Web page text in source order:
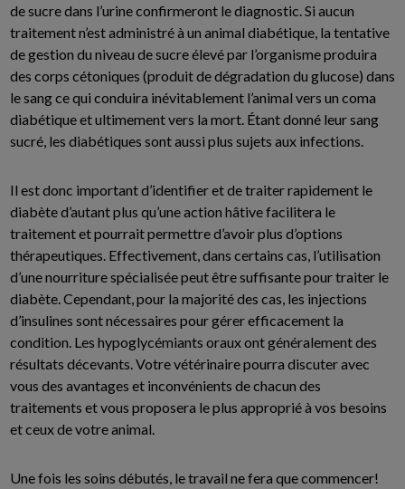
de sucre dans l’urine confirmeront le diagnostic. Si aucun
traitement n’est administré à un animal diabétique, la tentative
de gestion du niveau de sucre élevé par l’organisme produira
des corps cétoniques (produit de dégradation du glucose) dans
le sang ce qui conduira inévitablement l’animal vers un coma
diabétique et ultimement vers la mort. Étant donné leur sang
sucré, les diabétiques sont aussi plus sujets aux infections.
Il est donc important d’identifier et de traiter rapidement le
diabète d’autant plus qu’une action hâtive facilitera le
traitement et pourrait permettre d’avoir plus d’options
thérapeutiques. Effectivement, dans certains cas, l’utilisation
d’une nourriture spécialisée peut être suffisante pour traiter le
diabète. Cependant, pour la majorité des cas, les injections
d’insulines sont nécessaires pour gérer efficacement la
condition. Les hypoglycémiants oraux ont généralement des
résultats décevants. Votre vétérinaire pourra discuter avec
vous des avantages et inconvénients de chacun des
traitements et vous proposera le plus approprié à vos besoins
et ceux de votre animal.
Une fois les soins débutés, le travail ne fera que commencer!